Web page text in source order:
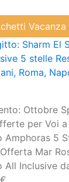
Sharm El
5 stelle
Roma,
Ottobre
per Voi a
Amphoras 5
Mar
All Inclusive